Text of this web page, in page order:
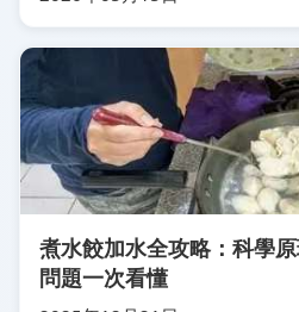
煮水餃加水全攻略：科學
問題一次看懂